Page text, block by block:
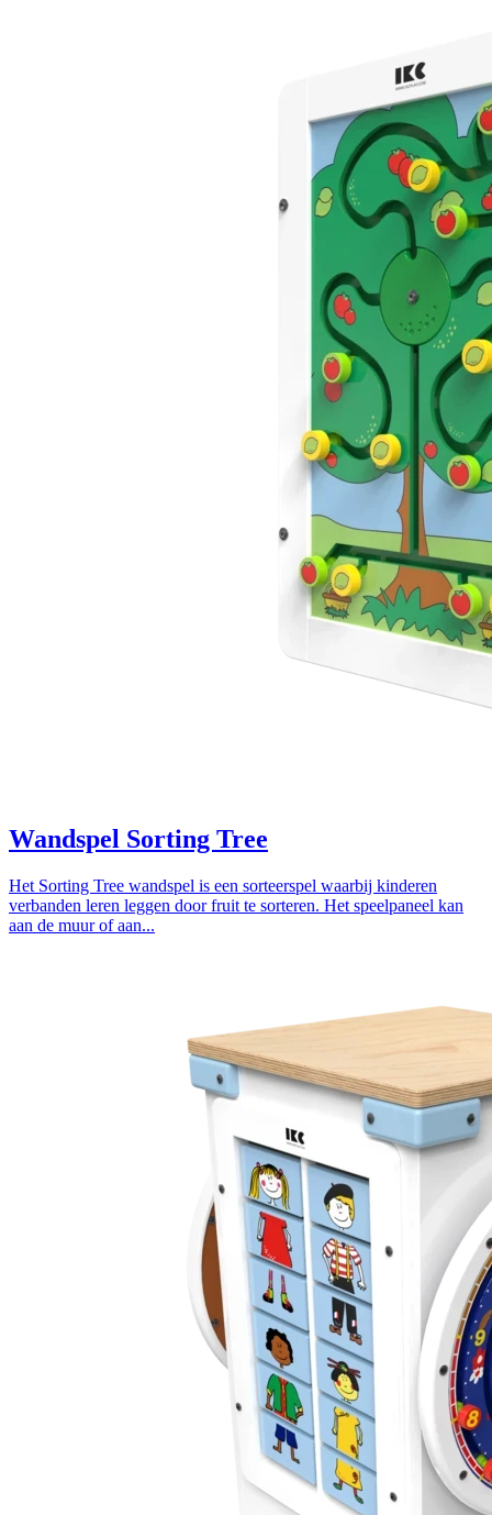
Wandspel Sorting Tree
Het Sorting Tree wandspel is een sorteerspel waarbij kinderen
verbanden leren leggen door fruit te sorteren. Het speelpaneel kan
aan de muur of aan...